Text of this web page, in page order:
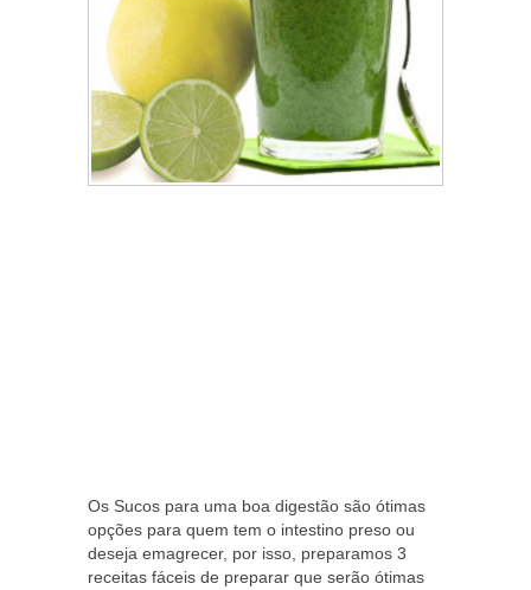
Os Sucos para uma boa digestão são ótimas
opções para quem tem o intestino preso ou
deseja emagrecer, por isso, preparamos 3
receitas fáceis de preparar que serão ótimas